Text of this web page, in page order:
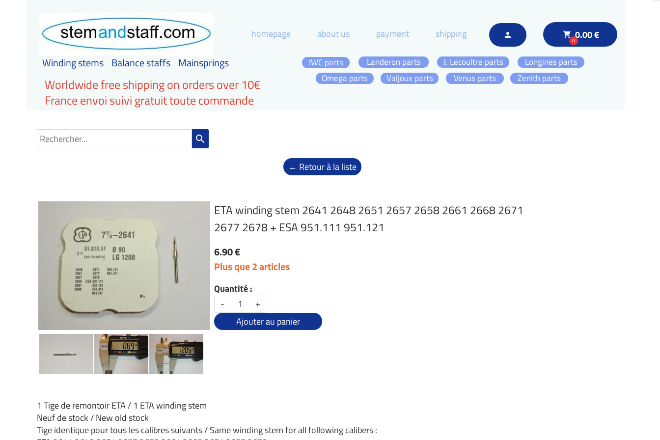
local_grocery_store
00.00 €
person
homepage about us payment shipping
Winding stems Balance staffs Mainsprings
Omega parts Zenith parts
Longines parts
J. Lecoultre parts
IWC parts
Landeron parts
Valjoux parts
Venus parts
Worldwide free shipping on orders over 10€
France envoi suivi gratuit toute commande
search
← Retour à la liste
ETA winding stem 2641 2648 2651 2657 2658 2661 2668 2671
2677 2678 + ESA 951.111 951.121
6.90 €
Plus que 2 articles
Quantité :
-
+
Ajouter au panier
1 Tige de remontoir ETA / 1 ETA winding stem
Neuf de stock / New old stock
Tige identique pour tous les calibres suivants / Same winding stem for all following calibers :